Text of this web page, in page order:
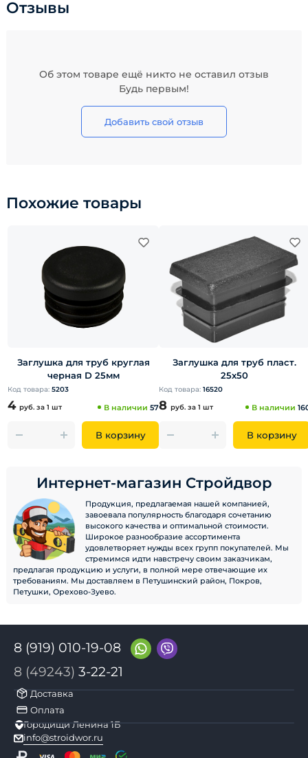
Отзывы
Об этом товаре ещё никто не оставил отзыв
Будь первым!
Добавить свой отзыв
Похожие товары
Заглушка для труб круглая
черная D 25мм
Код товара: 5203
4 руб. за 1 шт В наличии 57
В корзину
Заглушка для труб пласт.
25х50
Код товара: 16520
8 руб. за 1 шт В наличии
В корзину
Интернет-магазин Стройдвор
Продукция, предлагаемая нашей компанией,
завоевала популярность благодаря сочетанию
высокого качества и оптимальной стоимости.
Широкое разнообразие ассортимента
удовлетворяет нужды всех групп покупателей. Мы
стремимся идти навстречу своим заказчикам,
предлагая продукцию и услуги, в полной мере отвечающие их
требованиям. Мы доставляем в Петушинский район, Покров,
Петушки, Орехово-Зуево.
8 (919) 010-19-08
8 (49243) 3-22-21
Доставка
Оплата
Городищи Ленина 1Б
info@stroidwor.ru